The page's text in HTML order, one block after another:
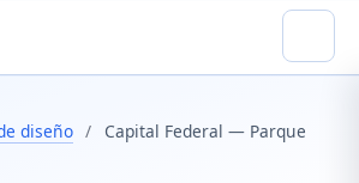
diseño /
Capital Federal — Parque